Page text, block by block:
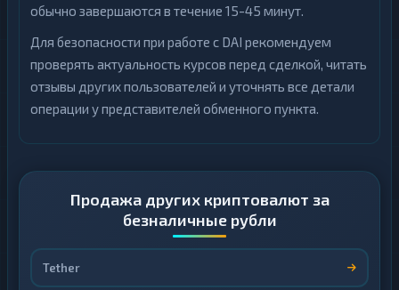
обычно завершаются в течение 15-45 минут.
Для безопасности при работе с DAI рекомендуем
проверять актуальность курсов перед сделкой, читать
отзывы других пользователей и уточнять все детали
операции у представителей обменного пункта.
Продажа других криптовалют за
безналичные рубли
Tether